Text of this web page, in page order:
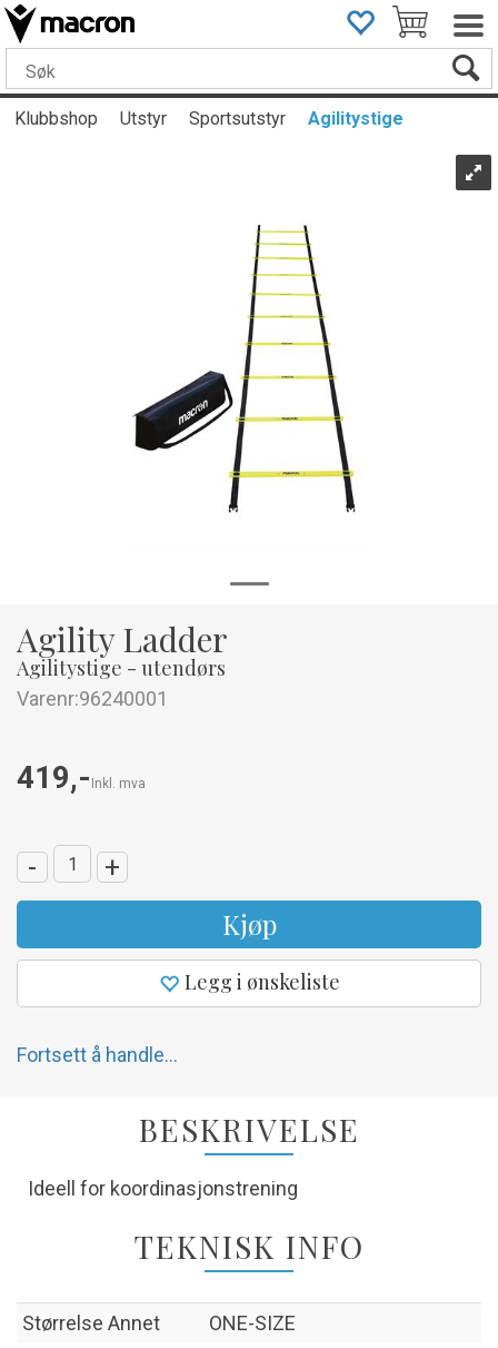
Klubbshop Utstyr Sportsutstyr Agilitystige
Agility Ladder
Agilitystige - utendørs
Varenr:96240001
419,- Inkl. mva
- +
Kjøp
Legg i ønskeliste
Fortsett å handle...
BESKRIVELSE
Ideell for koordinasjonstrening
TEKNISK INFO
Størrelse Annet ONE-SIZE